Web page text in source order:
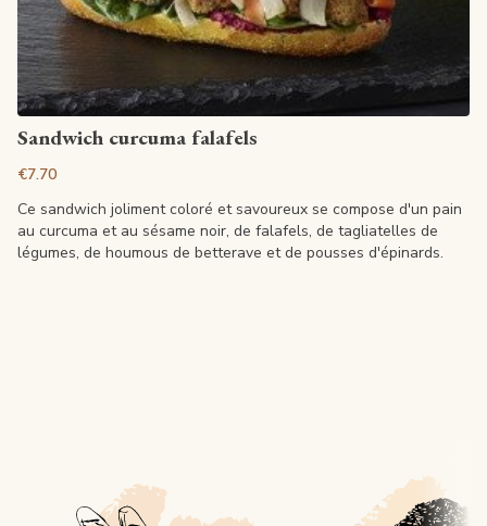
View article
Sandwich curcuma falafels
€7.70
Ce sandwich joliment coloré et savoureux se compose d'un pain
au curcuma et au sésame noir, de falafels, de tagliatelles de
légumes, de houmous de betterave et de pousses d'épinards.